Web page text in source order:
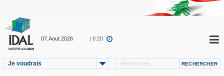
07.Aout.2026 | 8:20
Je voudrais